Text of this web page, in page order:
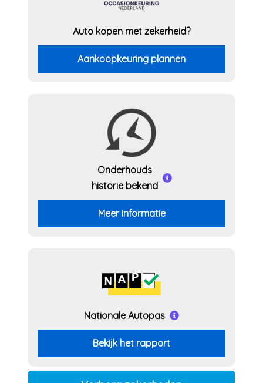
Auto kopen met zekerheid?
Aankoopkeuring plannen
Onderhouds
historie bekend
Meer informatie
Nationale Autopas
Bekijk het rapport